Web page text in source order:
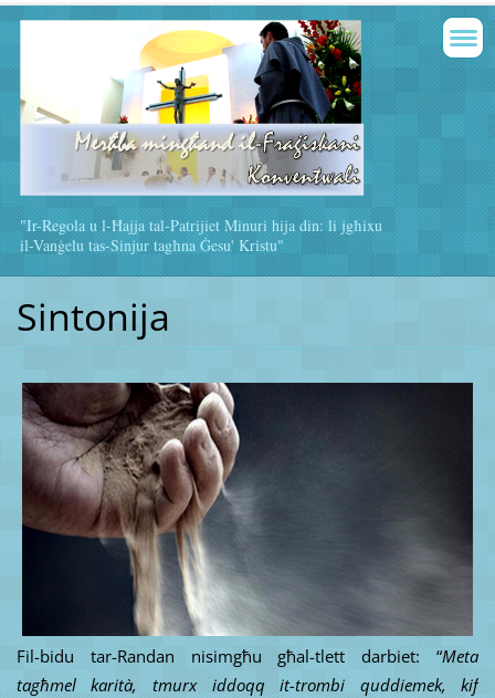
"Ir-Regola u l-Ħajja tal-Patrijiet Minuri hija din: li jgħixu
il-Vanġelu tas-Sinjur tagħna Ġesu' Kristu"
Sintonija
Fil-bidu tar-Randan nisimgħu għal-tlett darbiet: “Meta
tagħmel karità, tmurx iddoqq it-trombi quddiemek, kif